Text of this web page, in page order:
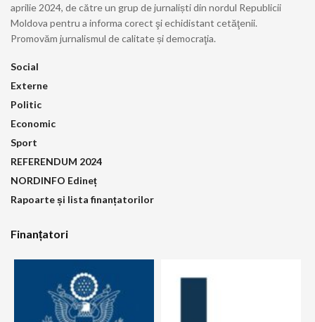
aprilie 2024, de către un grup de jurnaliști din nordul Republicii
Moldova pentru a informa corect şi echidistant cetăţenii.
Promovăm jurnalismul de calitate și democraţia.
Social
Externe
Politic
Economic
Sport
REFERENDUM 2024
NORDINFO Edineț
Rapoarte și lista finanțatorilor
Finanțatori